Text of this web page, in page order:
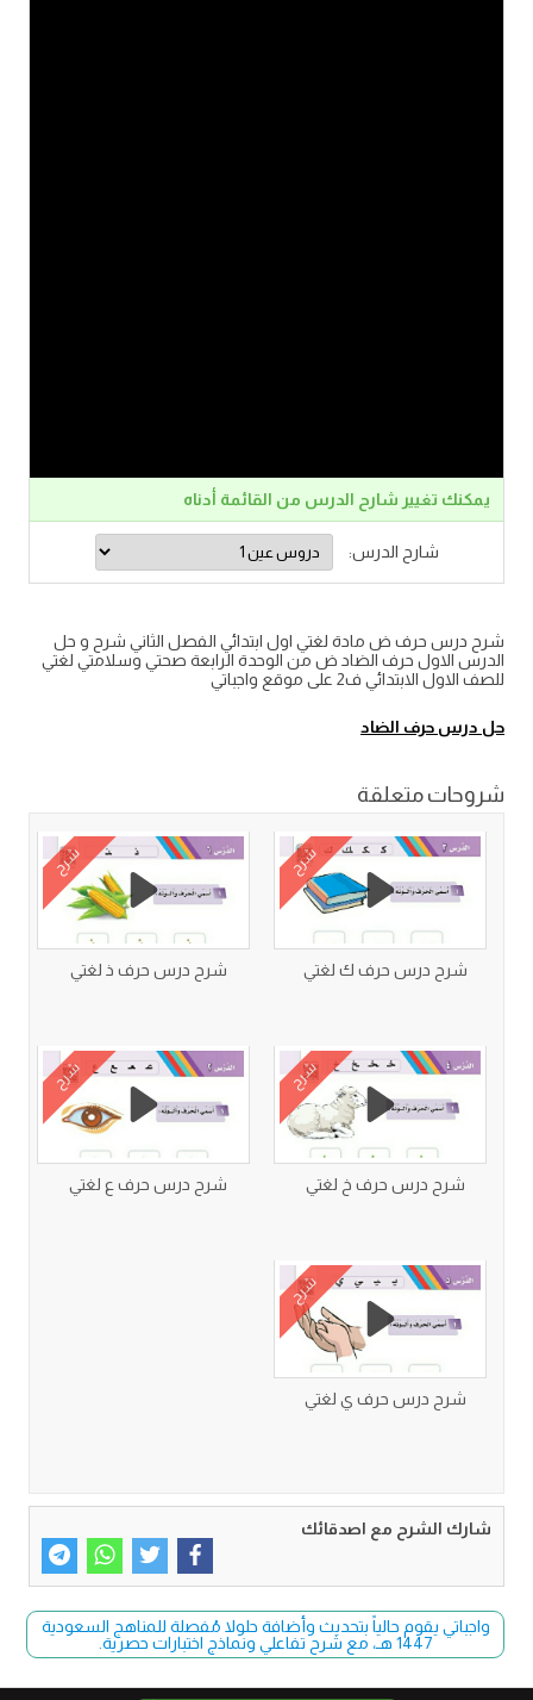
يمكنك تغيير شارح الدرس من القائمة أدناه
شارح الدرس:
شرح درس حرف ض مادة لغتي اول ابتدائي الفصل الثاني شرح و حل
الدرس الاول حرف الضاد ض من الوحدة الرابعة صحتي وسلامتي لغتي
للصف الاول الابتدائي ف2 على موقع واجباتي
حل درس حرف الضاد
شروحات متعلقة
شرح
شرح درس حرف ك لغتي
شرح
شرح درس حرف ذ لغتي
شرح
شرح درس حرف خ لغتي
شرح
شرح درس حرف ع لغتي
شرح
شرح درس حرف ي لغتي
شارك الشرح مع اصدقائك
واجباتي يقوم حالياً بتحديث وأضافة حلولا مُفصلة للمناهج السعودية
1447 هـ، مع شرح تفاعلي ونماذج اختبارات حصرية.